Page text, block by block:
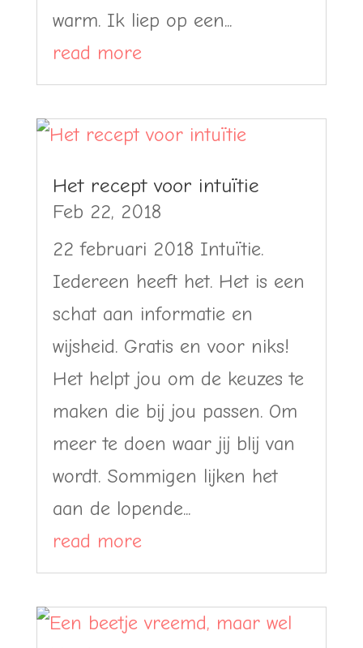
warm. Ik liep op een...
read more
Het recept voor intuïtie
Feb 22, 2018
22 februari 2018 Intuïtie.
Iedereen heeft het. Het is een
schat aan informatie en
wijsheid. Gratis en voor niks!
Het helpt jou om de keuzes te
maken die bij jou passen. Om
meer te doen waar jij blij van
wordt. Sommigen lijken het
aan de lopende...
read more